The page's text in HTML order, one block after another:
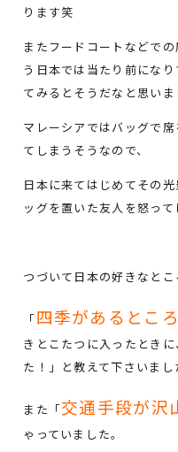
ります笑
またフードコートなどで
う日本では当たり前にな
てみるとそうだなと思いま
マレーシアではバッグで
てしまうそうなので、
日本に来てはじめてその
ッグを置いた友人を怒っ
つづいて日本の好きなと
「四季があるとこ
きとこたつに入ったとき
た！」と教えて下さいまし
また「交通手段が沢
ゃっていました。